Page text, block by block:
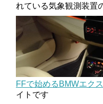
れている気象観測装置
FFで始めるBMWエク
イトです